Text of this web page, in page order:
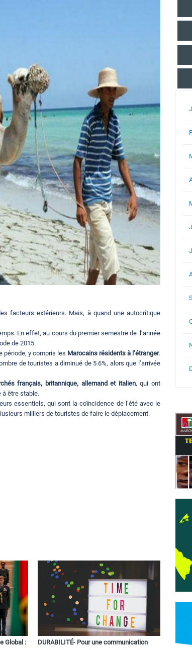
facteurs extérieurs. Mais, à quand une autocritique
En effet, au cours du premier semestre de l’année
de 2015.
période, y compris les Marocains résidents à l’étranger.
de touristes a diminué de 5.6%, alors que l’arrivée
français, britannique, allemand et italien, qui ont
à être stable.
essentiels, qui sont la coïncidence de l’été avec le
milliers de touristes de faire le déplacement.
Global :
DURABILITÉ- Pour une communication